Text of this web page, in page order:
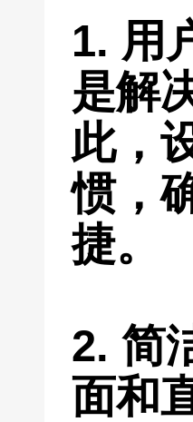
1. 用
是解
此，
惯，
捷。
2. 简
面和